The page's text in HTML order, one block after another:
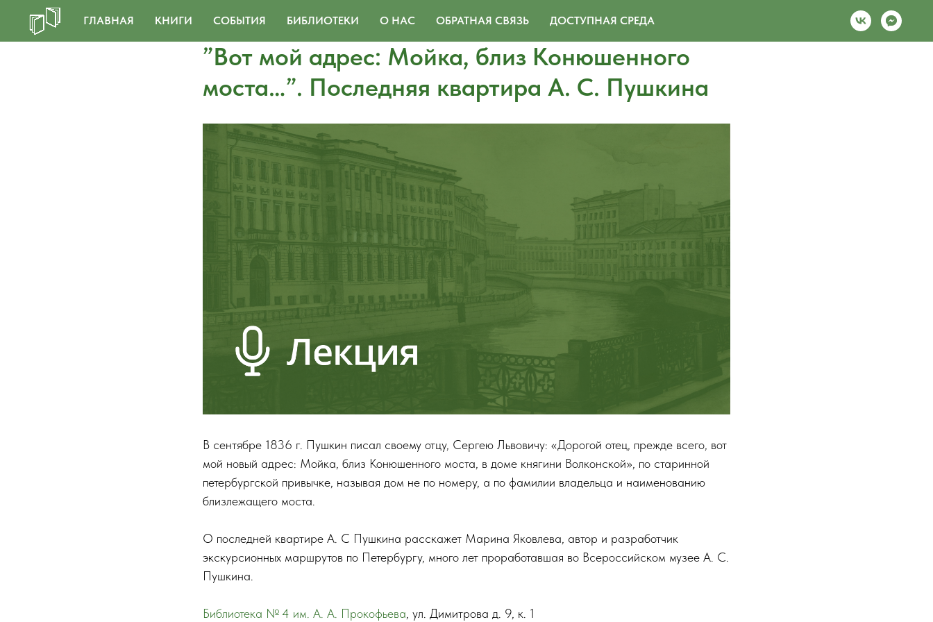
ГЛАВНАЯ КНИГИ СОБЫТИЯ БИБЛИОТЕКИ О НАС ОБРАТНАЯ СВЯЗЬ ДОСТУПНАЯ СРЕДА
”Вот мой адрес: Мойка, близ Конюшенного
моста…”. Последняя квартира А. С. Пушкина
В сентябре 1836 г. Пушкин писал своему отцу, Сергею Львовичу: «Дорогой отец, прежде всего, вот
мой новый адрес: Мойка, близ Конюшенного моста, в доме княгини Волконской», по старинной
петербургской привычке, называя дом не по номеру, а по фамилии владельца и наименованию
близлежащего моста.
О последней квартире А. С Пушкина расскажет Марина Яковлева, автор и разработчик
экскурсионных маршрутов по Петербургу, много лет проработавшая во Всероссийском музее А. С.
Пушкина.
Библиотека № 4 им. А. А. Прокофьева, ул. Димитрова д. 9, к. 1